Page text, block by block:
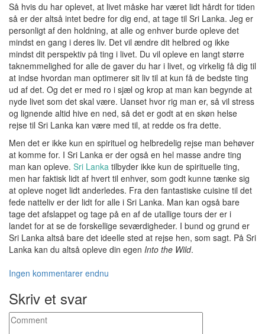
Så hvis du har oplevet, at livet måske har været lidt hårdt for tiden
så er der altså intet bedre for dig end, at tage til Sri Lanka. Jeg er
personligt af den holdning, at alle og enhver burde opleve det
mindst en gang i deres liv. Det vil ændre dit helbred og ikke
mindst dit perspektiv på ting i livet. Du vil opleve en langt større
taknemmelighed for alle de gaver du har i livet, og virkelig få dig til
at indse hvordan man optimerer sit liv til at kun få de bedste ting
ud af det. Og det er med ro i sjæl og krop at man kan begynde at
nyde livet som det skal være. Uanset hvor rig man er, så vil stress
og lignende altid hive en ned, så det er godt at en skøn helse
rejse til Sri Lanka kan være med til, at redde os fra dette.
Men det er ikke kun en spirituel og helbredelig rejse man behøver
at komme for. I Sri Lanka er der også en hel masse andre ting
man kan opleve. Sri Lanka tilbyder ikke kun de spirituelle ting,
men har faktisk lidt af hvert til enhver, som godt kunne tænke sig
at opleve noget lidt anderledes. Fra den fantastiske cuisine til det
fede natteliv er der lidt for alle i Sri Lanka. Man kan også bare
tage det afslappet og tage på en af de utallige tours der er i
landet for at se de forskellige seværdigheder. I bund og grund er
Sri Lanka altså bare det ideelle sted at rejse hen, som sagt. På Sri
Lanka kan du altså opleve din egen Into the Wild.
Ingen kommentarer endnu
Skriv et svar